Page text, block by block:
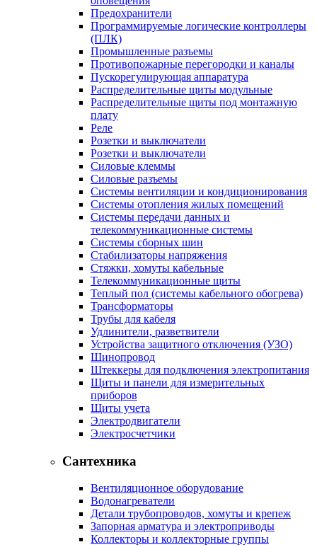
Предохранители
Программируемые логические контроллеры
(ПЛК)
Промышленные разъемы
Противопожарные перегородки и каналы
Пускорегулирующая аппаратура
Распределительные щиты модульные
Распределительные щиты под монтажную
плату
Реле
Розетки и выключатели
Розетки и выключатели
Силовые клеммы
Силовые разъемы
Системы вентиляции и кондиционирования
Системы отопления жилых помещений
Системы передачи данных и
телекоммуникационные системы
Системы сборных шин
Стабилизаторы напряжения
Стяжки, хомуты кабельные
Телекоммуникационные щиты
Теплый пол (системы кабельного обогрева)
Трансформаторы
Трубы для кабеля
Удлинители, разветвители
Устройства защитного отключения (УЗО)
Шинопровод
Штеккеры для подключения электропитания
Щиты и панели для измерительных
приборов
Щиты учета
Электродвигатели
Электросчетчики
Сантехника
Вентиляционное оборудование
Водонагреватели
Детали трубопроводов, хомуты и крепеж
Запорная арматура и электроприводы
Коллекторы и коллекторные группы